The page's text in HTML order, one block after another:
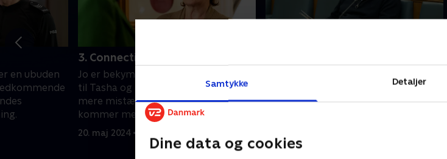
Samtykke Detaljer
Dine data og cookies
en ubuden
3. Connections
Jo er bekymret for Lees forbindelse
til Tasha og Daniel. Pat bliver mere og
mere mistænksom, jo længere Jo
kommer med efterforskningen.
20. maj 2024 • 45 min
mistanken mod Tasha bliver større
og større. Jo oplever endelig et